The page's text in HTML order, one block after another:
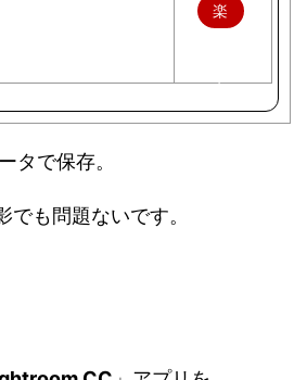
楽
で
購
タで保存。
でも問題ないです。